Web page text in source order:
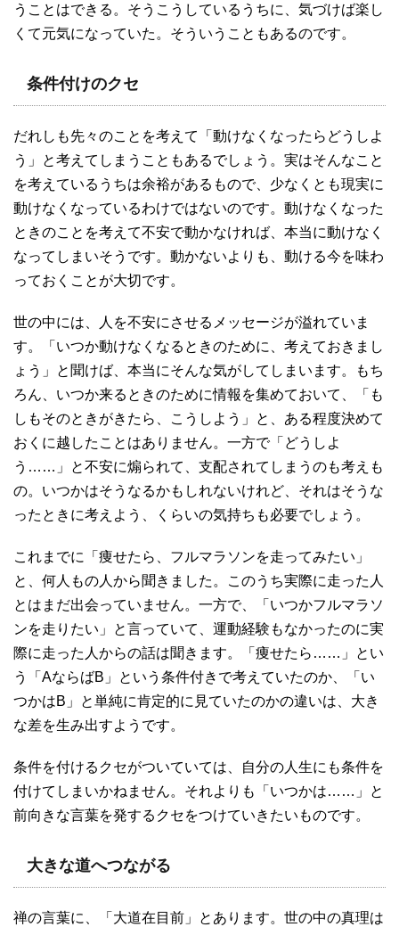
うことはできる。そうこうしているうちに、気づけば楽し
くて元気になっていた。そういうこともあるのです。
条件付けのクセ
だれしも先々のことを考えて「動けなくなったらどうしよ
う」と考えてしまうこともあるでしょう。実はそんなこと
を考えているうちは余裕があるもので、少なくとも現実に
動けなくなっているわけではないのです。動けなくなった
ときのことを考えて不安で動かなければ、本当に動けなく
なってしまいそうです。動かないよりも、動ける今を味わ
っておくことが大切です。
世の中には、人を不安にさせるメッセージが溢れていま
す。「いつか動けなくなるときのために、考えておきまし
ょう」と聞けば、本当にそんな気がしてしまいます。もち
ろん、いつか来るときのために情報を集めておいて、「も
しもそのときがきたら、こうしよう」と、ある程度決めて
おくに越したことはありません。一方で「どうしよ
う……」と不安に煽られて、支配されてしまうのも考えも
の。いつかはそうなるかもしれないけれど、それはそうな
ったときに考えよう、くらいの気持ちも必要でしょう。
これまでに「痩せたら、フルマラソンを走ってみたい」
と、何人もの人から聞きました。このうち実際に走った人
とはまだ出会っていません。一方で、「いつかフルマラソ
ンを走りたい」と言っていて、運動経験もなかったのに実
際に走った人からの話は聞きます。「痩せたら……」とい
う「AならばB」という条件付きで考えていたのか、「い
つかはB」と単純に肯定的に見ていたのかの違いは、大き
な差を生み出すようです。
条件を付けるクセがついていては、自分の人生にも条件を
付けてしまいかねません。それよりも「いつかは……」と
前向きな言葉を発するクセをつけていきたいものです。
大きな道へつながる
禅の言葉に、「大道在目前」とあります。世の中の真理は